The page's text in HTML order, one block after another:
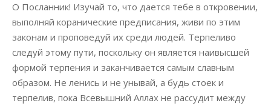
О Посланник! Изучай то, что дается тебе в откровении,
выполняй коранические предписания, живи по этим
законам и проповедуй их среди людей. Терпеливо
следуй этому пути, поскольку он является наивысшей
формой терпения и заканчивается самым славным
образом. Не ленись и не унывай, а будь стоек и
терпелив, пока Всевышний Аллах не рассудит между